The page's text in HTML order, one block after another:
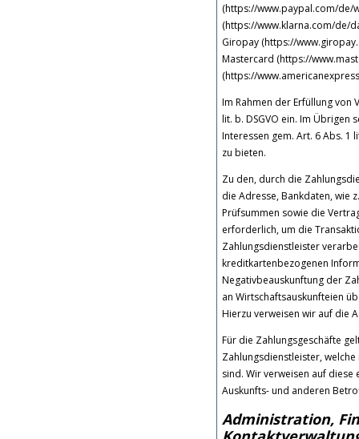
(https://www.paypal.com/de/
(https://www.klarna.com/de/
Giropay (https://
Mastercard (https://
(https://
Im Rahmen der Erfüllung von
lit. b. DSGVO ein. Im
Interessen gem. Art. 6 Abs. 1
zu bieten.
Zu den, durch die
die Adresse, Bankdaten, wie
Prüfsummen sowie die
erforderlich, um die
Zahlungsdienstleister
kreditkartenbezogenen
Negativbeauskunftung der
an Wirtschaftsauskunfteien
Hierzu verweisen wir auf die
Für die Zahlungsgeschäfte
Zahlungsdienstleister,
sind. Wir verweisen auf
Auskunfts- und anderen
Administration,